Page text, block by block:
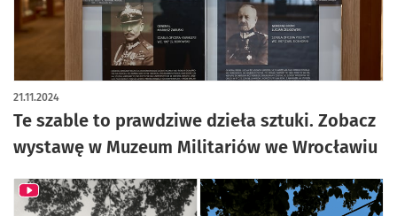
Te szable to prawdziwe dzieła sztuki. Zobacz
wystawę w Muzeum Militariów we Wrocławiu
21.11.2024